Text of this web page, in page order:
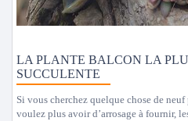
LA PLANTE BALCON LA
SUCCULENTE
Si vous cherchez quelque chose de
voulez plus avoir d’arrosage à fournir,